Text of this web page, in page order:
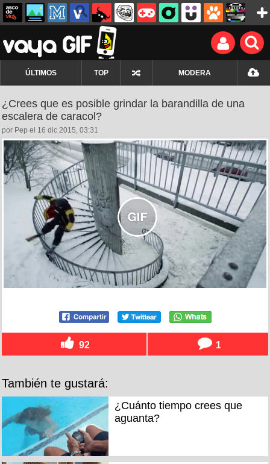
ÚLTIMOS TOP MODERA
¿Crees que es posible grindar la barandilla de una
escalera de caracol?
por Pep el 16 dic 2015, 03:31
92 1
También te gustará:
¿Cuánto tiempo crees que
aguanta?